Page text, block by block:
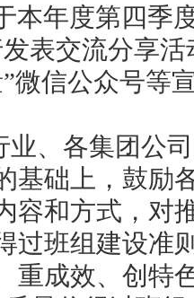
本年度第四季
表交流分享
微信公众号等
业、各集团公
基础上，鼓励
容和方式，对
过班组建设准
重成效、创特